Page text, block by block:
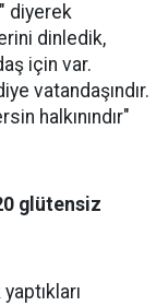
diyerek
dinledik,
için var.
vatandaşındır.
halkınındır"
glütensiz